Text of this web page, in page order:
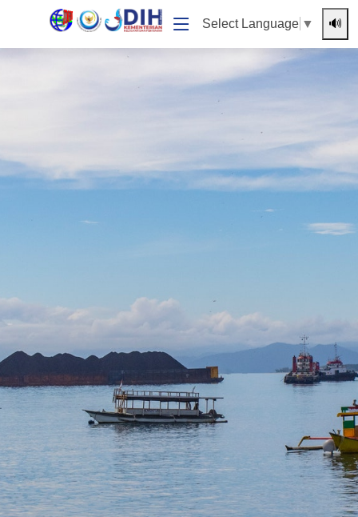
Select Language ▼ 🔊